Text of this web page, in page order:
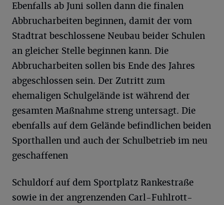
Ebenfalls ab Juni sollen dann die finalen
Abbrucharbeiten beginnen, damit der vom
Stadtrat beschlossene Neubau beider Schulen
an gleicher Stelle beginnen kann. Die
Abbrucharbeiten sollen bis Ende des Jahres
abgeschlossen sein. Der Zutritt zum
ehemaligen Schulgelände ist während der
gesamten Maßnahme streng untersagt. Die
ebenfalls auf dem Gelände befindlichen beiden
Sporthallen und auch der Schulbetrieb im neu
geschaffenen
Schuldorf auf dem Sportplatz Rankestraße
sowie in der angrenzenden Carl-Fuhlrott-